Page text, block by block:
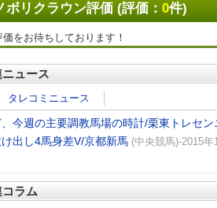
ボリクラウン評価 (評価： 0件)
をお待ちしております！
ュース
タレコミニュース
、今週の主要調教馬場の時計/栗東トレセ
出し4馬身差V/京都新馬 (中央競馬)-2015
ラム